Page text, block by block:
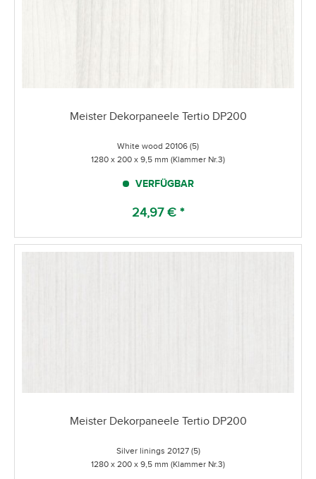
Meister Dekorpaneele Tertio DP200
White wood 20106 (5)
1280 x 200 x 9,5 mm (Klammer Nr.3)
VERFÜGBAR
24,97 € *
Meister Dekorpaneele Tertio DP200
Silver linings 20127 (5)
1280 x 200 x 9,5 mm (Klammer Nr.3)